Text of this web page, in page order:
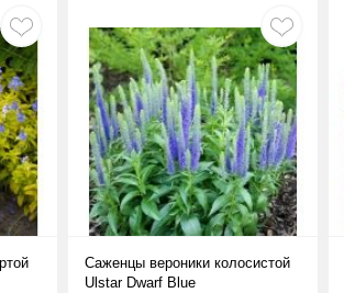
Саженцы вероники колосистой
Ulstar Dwarf Blue